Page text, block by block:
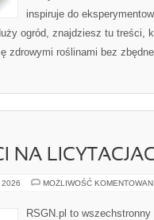
inspiruje do
ogród, znajdziesz tu treści,
zdrowymi roślinami bez
NA
2026 MOŻLIWOŚĆ
RSGN.pl to